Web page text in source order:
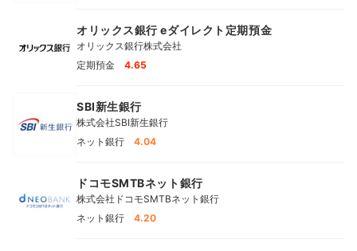
オリックス銀行 eダイレクト定期預金
オリックス銀行株式会社
定期預金
4.65
SBI新生銀行
株式会社SBI新生銀行
ネット銀行
4.04
ドコモSMTBネット銀行
株式会社ドコモSMTBネット銀行
ネット銀行
4.20